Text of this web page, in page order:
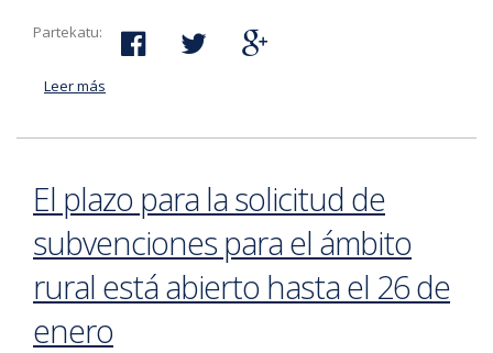
Partekatu:
Leer más
El plazo para la solicitud de
subvenciones para el ámbito
rural está abierto hasta el 26 de
enero